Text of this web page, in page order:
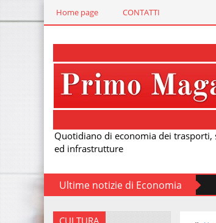
Home page CONTATTI
Quotidiano di economia dei trasporti,
ed infrastrutture
Ultime notizie di Economia
CULTURA